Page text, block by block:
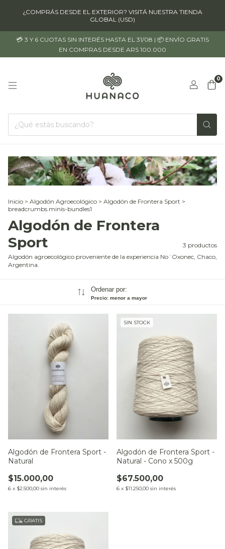
¿COMPRÁS DESDE EL EXTERIOR? VISITÁ NUESTRA TIENDA
GLOBAL (USD)
💳 3 Y 6 CUOTAS SIN INTERÉS HASTA EL 31/08 | 📦 ENVÍO GRATIS
EN COMPRAS DESDE ARS 100.000
0
Inicio > Algodón Agroecológico > Algodón de Frontera Sport >
breadcrumbs.minis-bundles1
Algodón de Frontera
Sport
3 productos
Algodón agroecológico proveniente de la experiencia No¨Oxonec, Chaco,
Argentina.
Ordenar por:
Precio: menor a mayor
Algodón de Frontera Sport -
Natural
$15.000,00
6 x $2.500,00 sin interés
SIN STOCK
Algodón de Frontera Sport -
Natural - Cono x 500g
$67.500,00
6 x $11.250,00 sin interés
GRATIS